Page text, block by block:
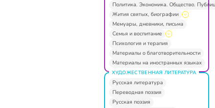
Политика. Экономика. Общество.
Жития святых, биографии
Мемуары, дневники, письма
Семья и воспитание
Психология и терапия
Материалы о благотворительности
Материалы на иностранных языках
ХУДОЖЕСТВЕННАЯ ЛИТЕРАТУРА
Русская литература
Переводная поэзия
Русская поэзия